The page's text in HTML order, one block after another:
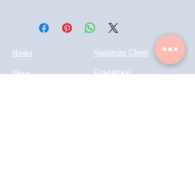
Home
Shop
Assistenza Clienti
Contattaci